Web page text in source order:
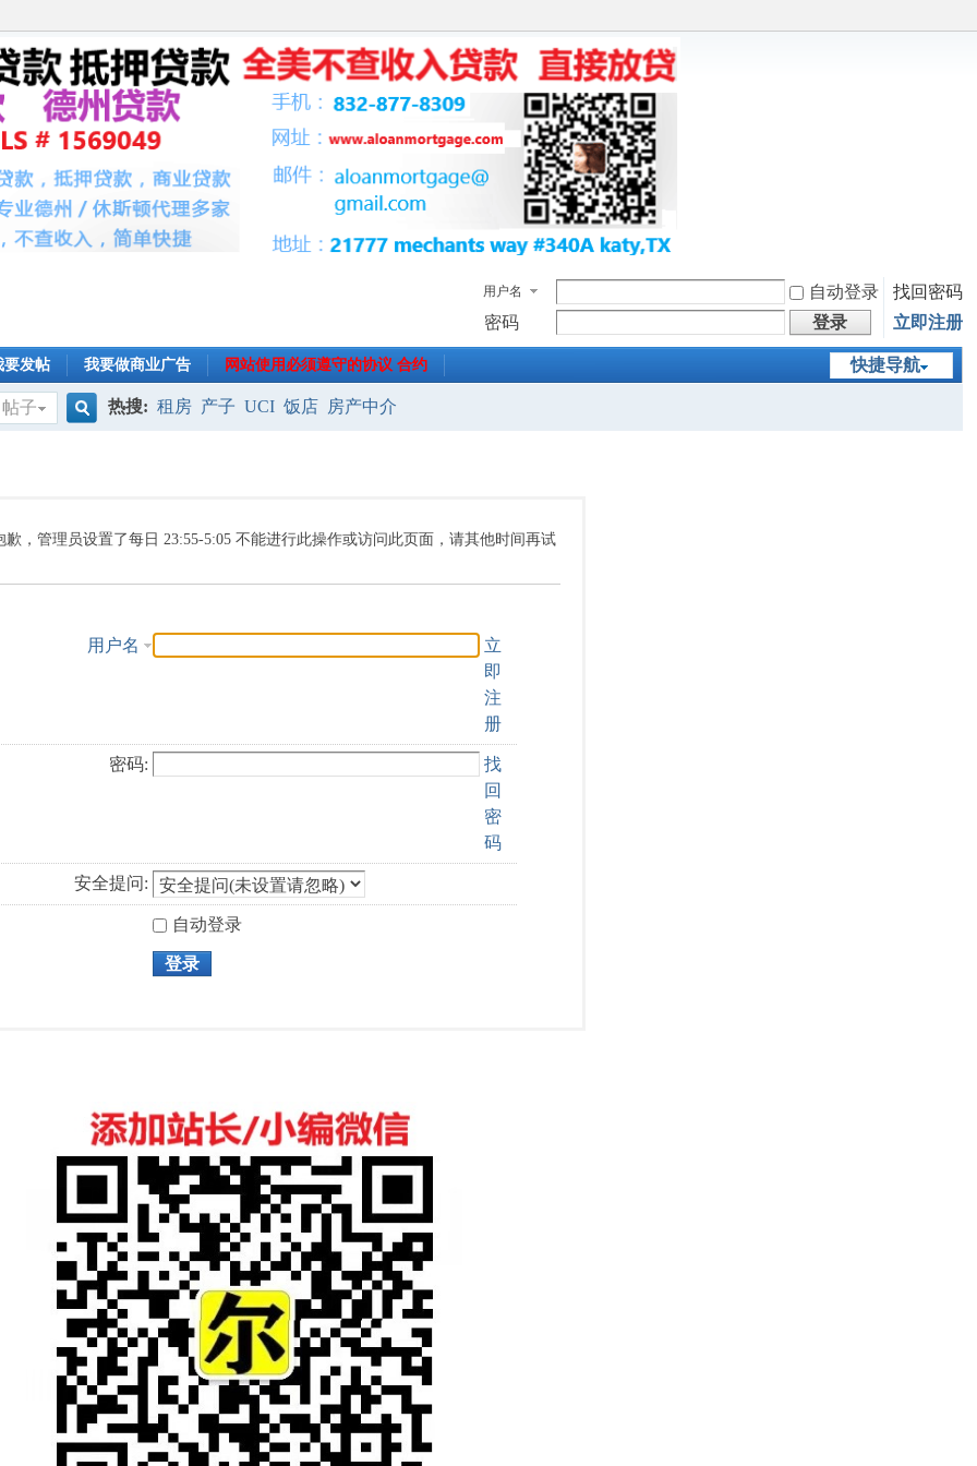
用户名 自动登录
找回密码
密码
登录 立即注册
快捷导航
要发帖 我要做商业广告 网站使用必须遵守的协议 合约
帖子
索
热搜: 租房 产子 UCI 饭店 房产中介
歉，管理员设置了每日 23:55-5:05 不能进行此操作或访问此页面，请其他时间再试
用户名
立
即
注
册
密码:
找
回
密
码
安全提问:
自动登录
登录